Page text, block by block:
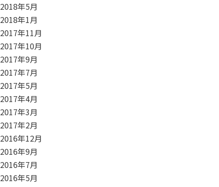
2018年5月
2018年1月
2017年11月
2017年10月
2017年9月
2017年7月
2017年5月
2017年4月
2017年3月
2017年2月
2016年12月
2016年9月
2016年7月
2016年5月